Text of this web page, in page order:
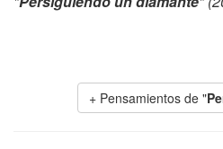
+ Pensamientos de "